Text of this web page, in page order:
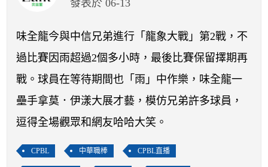
運彩教學專區
發表於 06-13
味全龍今與中信兄弟進行「龍象大戰」第2戰，不
過比賽因雨超過2個多小時，最後比賽保留擇期再
戰。球員在等待期間也「雨」中作樂，味全龍一
壘手拿莫．伊漾大展才藝，模仿兄弟許多球員，
逗得全場觀眾和網友哈哈大笑。
CPBL 中華職棒 CPBL直播